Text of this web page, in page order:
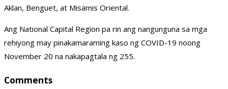
Aklan, Benguet, at Misamis Oriental.
Ang National Capital Region pa rin ang nangunguna sa mga
rehiyong may pinakamaraming kaso ng COVID-19 noong
November 20 na nakapagtala ng 255.
Comments